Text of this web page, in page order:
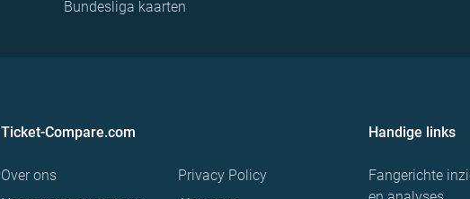
Bundesliga kaarten
Ticket-Compare.com
Over ons
Privacy Policy
Handige links
Fangerichte